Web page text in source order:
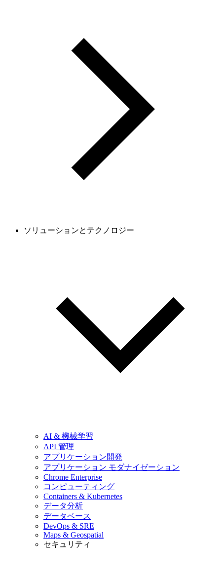
ソリューションとテクノロジー
AI & 機械学習
API 管理
アプリケーション開発
アプリケーション モダナイゼーション
Chrome Enterprise
コンピューティング
Containers & Kubernetes
データ分析
データベース
DevOps & SRE
Maps & Geospatial
セキュリティ